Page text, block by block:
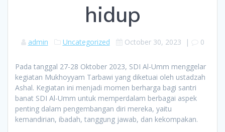
hidup
admin Uncategorized October 30, 2023 | 0
Pada tanggal 27-28 Oktober 2023, SDI Al-Umm menggelar
kegiatan Mukhoyyam Tarbawi yang diketuai oleh ustadzah
Ashal. Kegiatan ini menjadi momen berharga bagi santri
banat SDI Al-Umm untuk memperdalam berbagai aspek
penting dalam pengembangan diri mereka, yaitu
kemandirian, ibadah, tanggung jawab, dan kekompakan.